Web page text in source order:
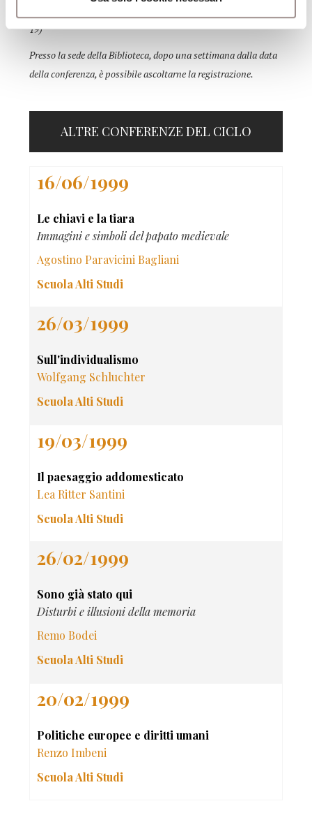
19)
Presso la sede della Biblioteca, dopo una settimana dalla data
della conferenza, è possibile ascoltarne la registrazione.
ALTRE CONFERENZE DEL CICLO
16/06/1999
Le chiavi e la tiara
Immagini e simboli del papato medievale
Agostino Paravicini Bagliani
Scuola Alti Studi
26/03/1999
Sull'individualismo
Wolfgang Schluchter
Scuola Alti Studi
19/03/1999
Il paesaggio addomesticato
Lea Ritter Santini
Scuola Alti Studi
26/02/1999
Sono già stato qui
Disturbi e illusioni della memoria
Remo Bodei
Scuola Alti Studi
20/02/1999
Politiche europee e diritti umani
Renzo Imbeni
Scuola Alti Studi